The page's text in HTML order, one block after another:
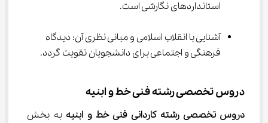
استانداردهای نگارشی است.
آشنایی با انقلاب اسلامی و مبانی نظری آن: دیدگاه
فرهنگی و اجتماعی برای دانشجویان تقویت گردد.
دروس تخصصی رشته فنی خط و ابنیه
دروس تخصصی رشته کاردانی فنی خط و ابنیه به بخش